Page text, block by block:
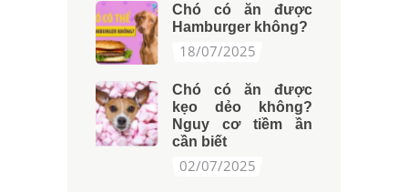
Chó có ăn được
Hamburger không?
18/07/2025
Chó có ăn được
kẹo dẻo không?
Nguy cơ tiềm ần
cần biết
02/07/2025